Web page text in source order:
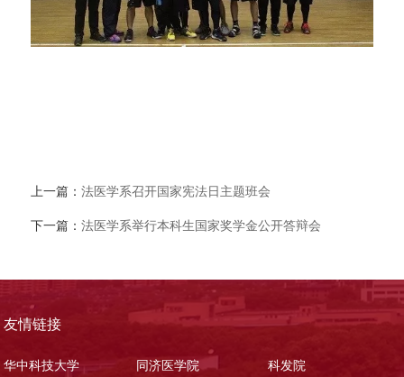
上一篇：法医学系召开国家宪法日主题班会
下一篇：法医学系举行本科生国家奖学金公开答辩会
友情链接
华中科技大学 同济医学院 科发院